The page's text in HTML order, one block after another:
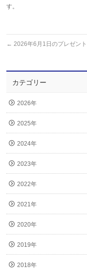
す。
← 2026年6月1日のプレゼント
カテゴリー
2026年
2025年
2024年
2023年
2022年
2021年
2020年
2019年
2018年